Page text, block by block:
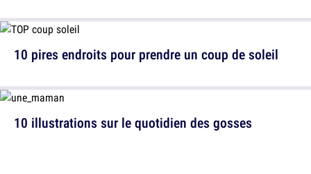
10 pires endroits pour prendre un coup de soleil
10 illustrations sur le quotidien des gosses